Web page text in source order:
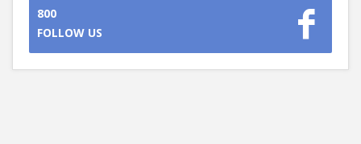
800
FOLLOW US